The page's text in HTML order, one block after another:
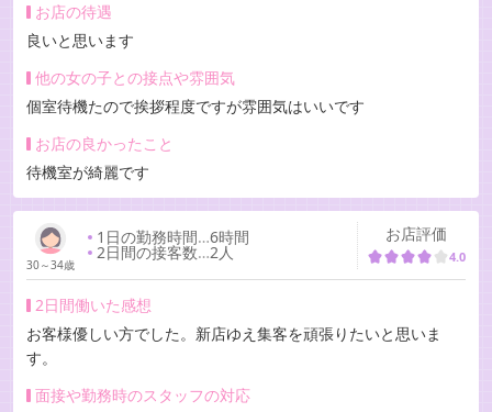
お店の待遇
良いと思います
他の女の子との接点や雰囲気
個室待機たので挨拶程度ですが雰囲気はいいです
お店の良かったこと
待機室が綺麗です
30～34歳
1日の勤務時間…6時間
2日間の接客数…2人
お店評価
4.0
2日間働いた感想
お客様優しい方でした。新店ゆえ集客を頑張りたいと思いま
す。
面接や勤務時のスタッフの対応